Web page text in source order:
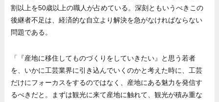
割以上を50歳以上の職人が占めている。深刻ともいうべきこの
後継者不足は、経済的な自立より解決を急がなければならない
問題である。
「『産地に移住してものづくりをしていきたい』と思う若者
を、いかに工芸業界に引き込んでいくのかと考えた時に、工芸
だけにフォーカスをするのではなく、産地にある魅力を発信す
るべきだと。まずは観光に来て産地に触れて、観光が積み重な